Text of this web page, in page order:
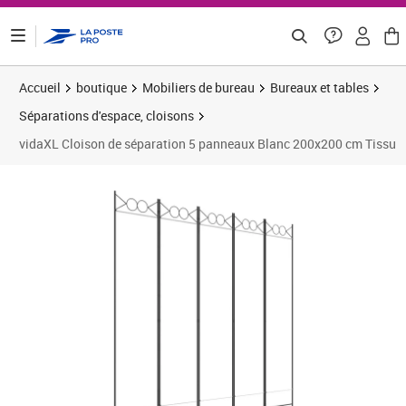
Accueil boutique Mobiliers de bureau
Bureaux et tables
Séparations d'espace, cloisons
vidaXL Cloison de séparation 5 panneaux Blanc 200x200 cm Tissu